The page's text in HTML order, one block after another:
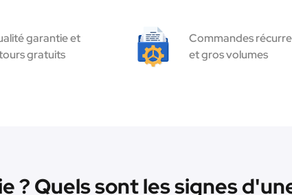
garantie et
gratuits
Commandes
et gros volumes
? Quels sont les signes